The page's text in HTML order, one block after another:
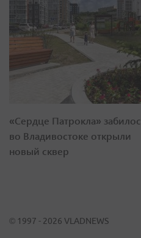
«Сердце Патрокла»
во Владивостоке открыли
новый сквер
© 1997 - 2026 VLADNEWS